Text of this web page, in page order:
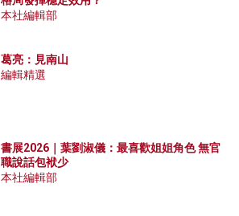
本社編輯部
葛亮：見南山
編輯精選
書展2026｜葉劉淑儀：最喜歡姐姐角色 無官
職說話包袱少
本社編輯部